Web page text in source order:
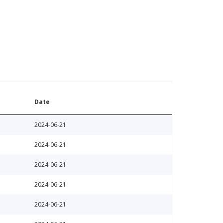
Date
2024-06-21
2024-06-21
2024-06-21
2024-06-21
2024-06-21